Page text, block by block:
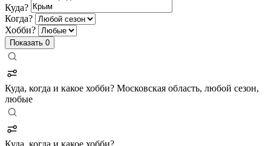
Куда?
Когда?
Хобби?
Показать 0
Куда, когда и какое хобби? Московская область, любой сезон,
любые
Куда, когда и какое хобби?